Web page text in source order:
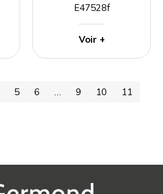
E47528f
Voir +
5 6 … 9 10
11